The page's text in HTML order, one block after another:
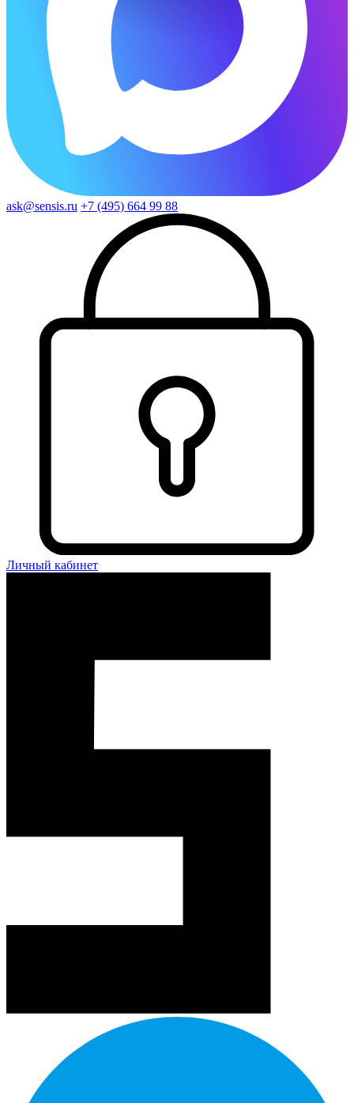
ask@sensis.ru +7 (495) 664 99 88
Личный кабинет